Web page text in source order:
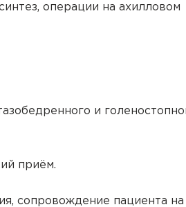
операции на ахилловом
и
приём.
сопровождение пациента на